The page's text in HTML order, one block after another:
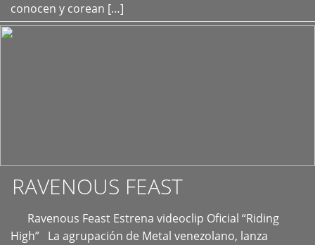
conocen y corean […]
RAVENOUS FEAST
Ravenous Feast Estrena videoclip Oficial “Riding
High” La agrupación de Metal venezolano, lanza